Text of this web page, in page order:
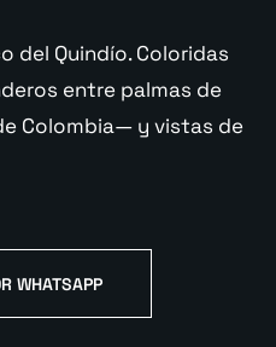
del Quindío. Coloridas
entre palmas de
Colombia— y vistas de
WHATSAPP